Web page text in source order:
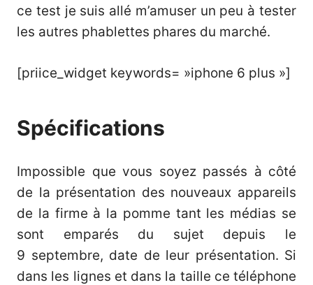
ce test je suis allé m’amuser un peu à tester
les autres phablettes phares du marché.
[priice_widget keywords= »iphone 6 plus »]
Spécifications
Impossible que vous soyez passés à côté
de la présentation des nouveaux appareils
de la firme à la pomme tant les médias se
sont emparés du sujet depuis le
9 septembre, date de leur présentation. Si
dans les lignes et dans la taille ce téléphone